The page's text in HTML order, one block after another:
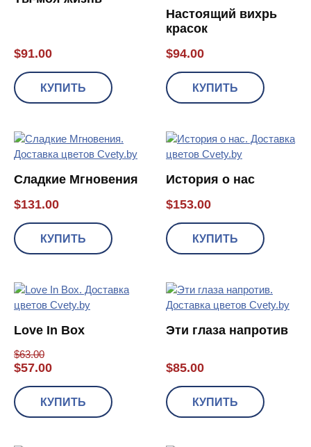
$91.00
КУПИТЬ
Настоящий вихрь
красок
$94.00
КУПИТЬ
Сладкие Мгновения
$131.00
КУПИТЬ
История о нас
$153.00
КУПИТЬ
Love In Box
$63.00
$57.00
КУПИТЬ
Эти глаза напротив
$85.00
КУПИТЬ